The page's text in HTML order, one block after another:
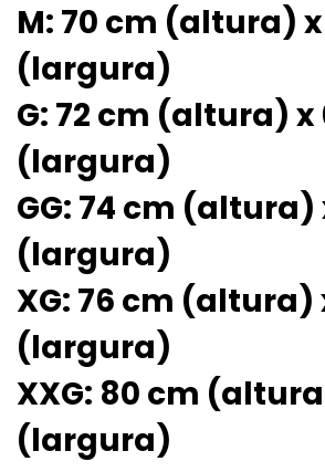
M: 70 cm (altura)
(largura)
G: 72 cm (altura) x
(largura)
GG: 74 cm (altura)
(largura)
XG: 76 cm (altura)
(largura)
XXG: 80 cm
(largura)